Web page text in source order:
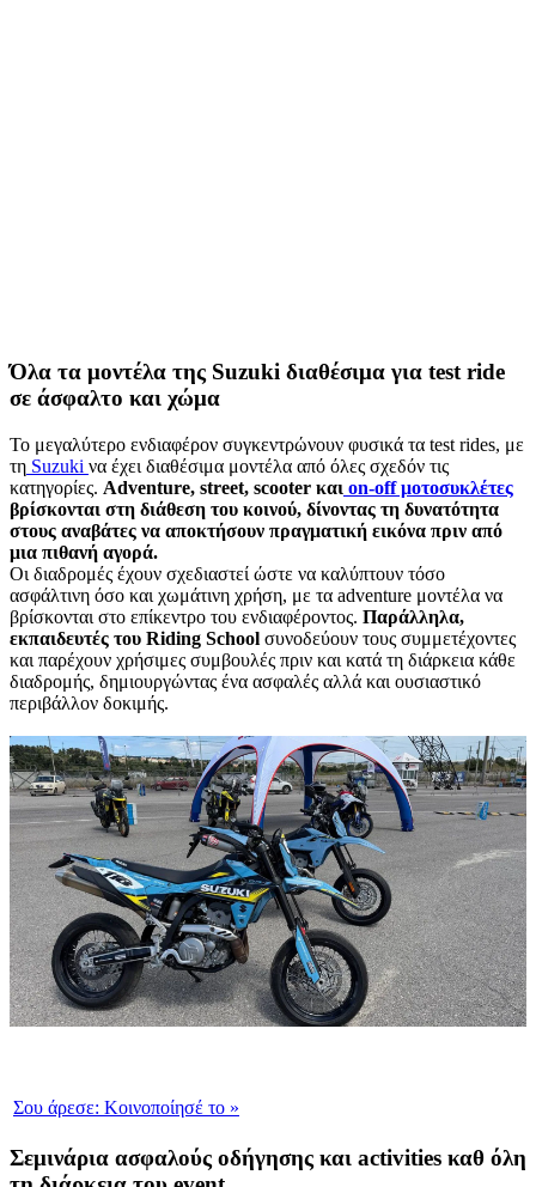
Όλα τα μοντέλα της Suzuki διαθέσιμα για test ride
σε άσφαλτο και χώμα
Το μεγαλύτερο ενδιαφέρον συγκεντρώνουν φυσικά τα test rides, με
τη Suzuki να έχει διαθέσιμα μοντέλα από όλες σχεδόν τις
κατηγορίες. Adventure, street, scooter και on-off μοτοσυκλέτες
βρίσκονται στη διάθεση του κοινού, δίνοντας τη δυνατότητα
στους αναβάτες να αποκτήσουν πραγματική εικόνα πριν από
μια πιθανή αγορά.
Οι διαδρομές έχουν σχεδιαστεί ώστε να καλύπτουν τόσο
ασφάλτινη όσο και χωμάτινη χρήση, με τα adventure μοντέλα να
βρίσκονται στο επίκεντρο του ενδιαφέροντος. Παράλληλα,
εκπαιδευτές του Riding School συνοδεύουν τους συμμετέχοντες
και παρέχουν χρήσιμες συμβουλές πριν και κατά τη διάρκεια κάθε
διαδρομής, δημιουργώντας ένα ασφαλές αλλά και ουσιαστικό
περιβάλλον δοκιμής.
Σου άρεσε: Κοινοποίησέ το »
Σεμινάρια ασφαλούς οδήγησης και activities καθ όλη